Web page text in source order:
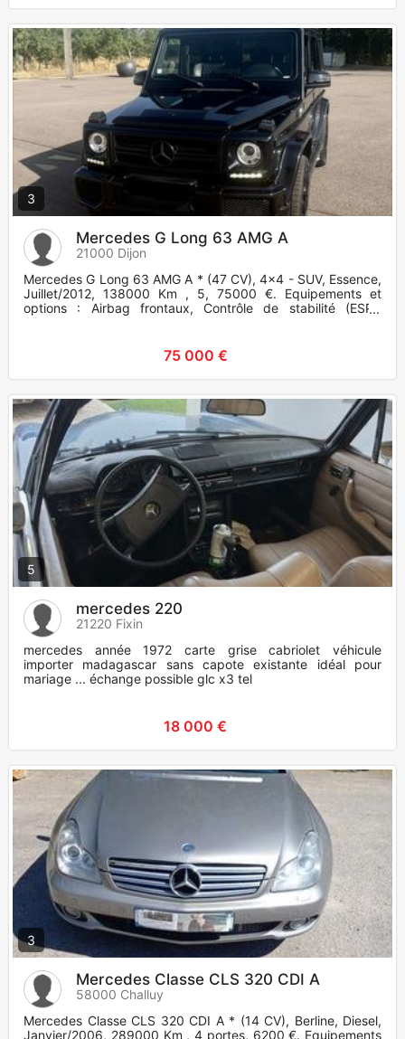
3
Mercedes G Long 63 AMG A
21000 Dijon
Mercedes G Long 63 AMG A * (47 CV), 4x4 - SUV, Essence,
Juillet/2012, 138000 Km , 5, 75000 €. Equipements et
options : Airbag frontaux, Contrôle de stabilité (ESP),
Allumage autom
75 000 €
5
mercedes 220
21220 Fixin
mercedes année 1972 carte grise cabriolet véhicule
importer madagascar sans capote existante idéal pour
mariage ... échange possible glc x3 tel
18 000 €
3
Mercedes Classe CLS 320 CDI A
58000 Challuy
Mercedes Classe CLS 320 CDI A * (14 CV), Berline, Diesel,
Janvier/2006, 289000 Km , 4 portes, 6200 €. Equipements